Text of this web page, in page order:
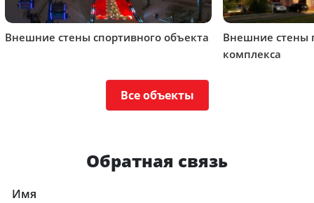
Внешние стены спортивного объекта
Внешние стены
комплекса
Все объекты
Обратная связь
Имя